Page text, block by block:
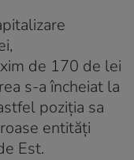
de 170 de lei
s-a încheiat la
poziția sa
entități
Est.